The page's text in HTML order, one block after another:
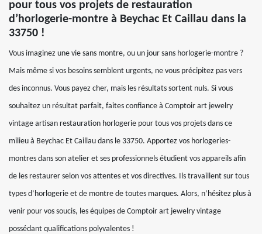
pour tous vos projets de restauration
d’horlogerie-montre à Beychac Et Caillau dans la
33750 !
Vous imaginez une vie sans montre, ou un jour sans horlogerie-montre ?
Mais même si vos besoins semblent urgents, ne vous précipitez pas vers
des inconnus. Vous payez cher, mais les résultats sortent nuls. Si vous
souhaitez un résultat parfait, faites confiance à Comptoir art jewelry
vintage artisan restauration horlogerie pour tous vos projets dans ce
milieu à Beychac Et Caillau dans le 33750. Apportez vos horlogeries-
montres dans son atelier et ses professionnels étudient vos appareils afin
de les restaurer selon vos attentes et vos directives. Ils travaillent sur tous
types d’horlogerie et de montre de toutes marques. Alors, n’hésitez plus à
venir pour vos soucis, les équipes de Comptoir art jewelry vintage
possédant qualifications polyvalentes !